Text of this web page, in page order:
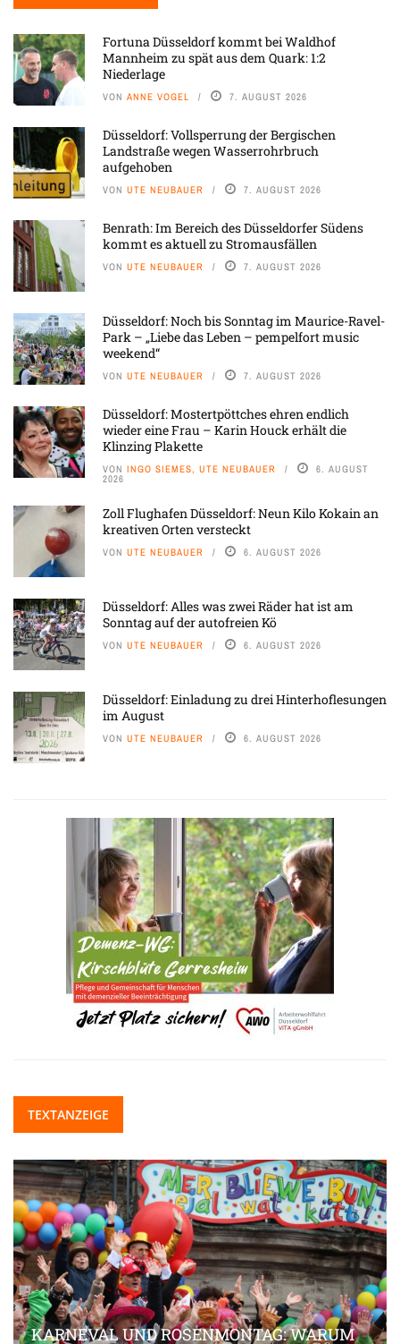
Fortuna Düsseldorf kommt bei Waldhof
Mannheim zu spät aus dem Quark: 1:2
Niederlage
VON ANNE VOGEL 7. AUGUST 2026
Düsseldorf: Vollsperrung der Bergischen
Landstraße wegen Wasserrohrbruch
aufgehoben
VON UTE NEUBAUER 7. AUGUST 2026
Benrath: Im Bereich des Düsseldorfer Südens
kommt es aktuell zu Stromausfällen
VON UTE NEUBAUER 7. AUGUST 2026
Düsseldorf: Noch bis Sonntag im Maurice-Ravel-
Park – „Liebe das Leben – pempelfort music
weekend“
VON UTE NEUBAUER 7. AUGUST 2026
Düsseldorf: Mostertpöttches ehren endlich
wieder eine Frau – Karin Houck erhält die
Klinzing Plakette
VON INGO SIEMES, UTE NEUBAUER 6. AUGUST
2026
Zoll Flughafen Düsseldorf: Neun Kilo Kokain an
kreativen Orten versteckt
VON UTE NEUBAUER 6. AUGUST 2026
Düsseldorf: Alles was zwei Räder hat ist am
Sonntag auf der autofreien Kö
VON UTE NEUBAUER 6. AUGUST 2026
Düsseldorf: Einladung zu drei Hinterhoflesungen
im August
VON UTE NEUBAUER 6. AUGUST 2026
TEXTANZEIGE
KARNEVAL UND ROSENMONTAG: WARUM